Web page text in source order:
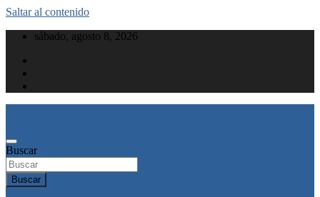
Saltar al contenido
sábado, agosto 8, 2026
Buscar
Buscar